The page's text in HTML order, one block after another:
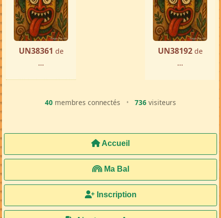
UN38361 de
...
UN38192 de
...
40 membres connectés • 736 visiteurs
Accueil
Ma Bal
Inscription